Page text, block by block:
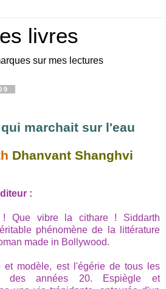
livres
sur mes lectures
marchait sur l'eau
Dhanvant Shanghvi
:
Que vibre la cithare ! Siddarth
phénomène de la littérature
made in Bollywood.
et modèle, est l'égérie de tous les
des années 20. Espiègle et